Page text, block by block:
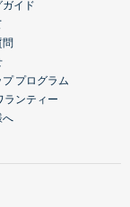
イド
問
プログラム
ランティー
へ